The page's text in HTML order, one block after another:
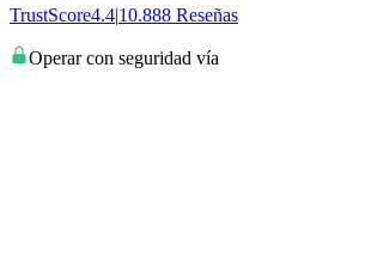
TrustScore4.4|10.888 Reseñas
Operar con seguridad vía